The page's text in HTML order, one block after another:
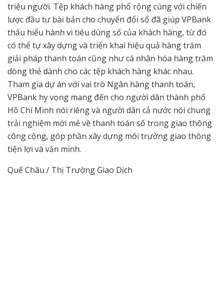
triệu người. Tệp khách hàng phổ rộng cùng với chiến
lược đầu tư bài bản cho chuyển đổi số đã giúp VPBank
thấu hiểu hành vi tiêu dùng số của khách hàng, từ đó
có thể tự xây dựng và triển khai hiệu quả hàng trăm
giải pháp thanh toán cũng như cá nhân hóa hàng trăm
dòng thẻ dành cho các tệp khách hàng khác nhau.
Tham gia dự án với vai trò Ngân hàng thanh toán,
VPBank hy vọng mang đến cho người dân thành phố
Hồ Chí Minh nói riêng và người dân cả nước nói chung
trải nghiệm mới mẻ về thanh toán số trong giao thông
công cộng, góp phần xây dựng môi trường giao thông
tiện lợi và văn minh.
Quế Châu / Thị Trường Giao Dịch